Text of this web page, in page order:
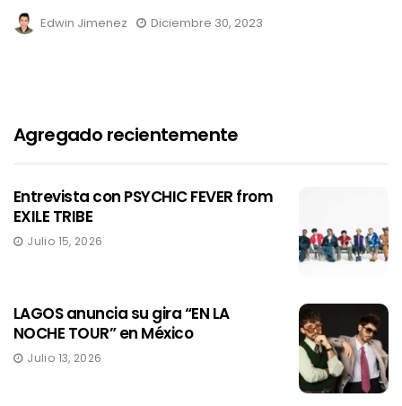
Edwin Jimenez Diciembre 30, 2023
Agregado recientemente
Entrevista con PSYCHIC FEVER from
EXILE TRIBE
Julio 15, 2026
LAGOS anuncia su gira “EN LA
NOCHE TOUR” en México
Julio 13, 2026